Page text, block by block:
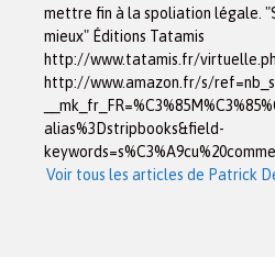
mettre fin à la spoliation légale.
mieux" Éditions Tatamis
http://www.tatamis.fr/
http://www.amazon.fr/s/
alias%3Dstripbooks&field-
Voir tous les articles de Patrick